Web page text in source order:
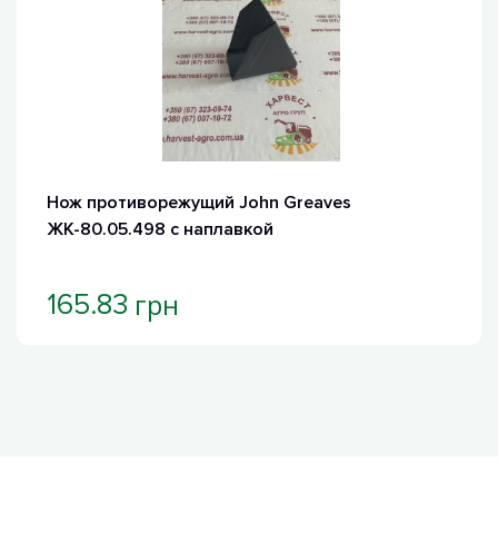
Нож противорежущий John Greaves
ЖК-80.05.498 с наплавкой
165.83 грн